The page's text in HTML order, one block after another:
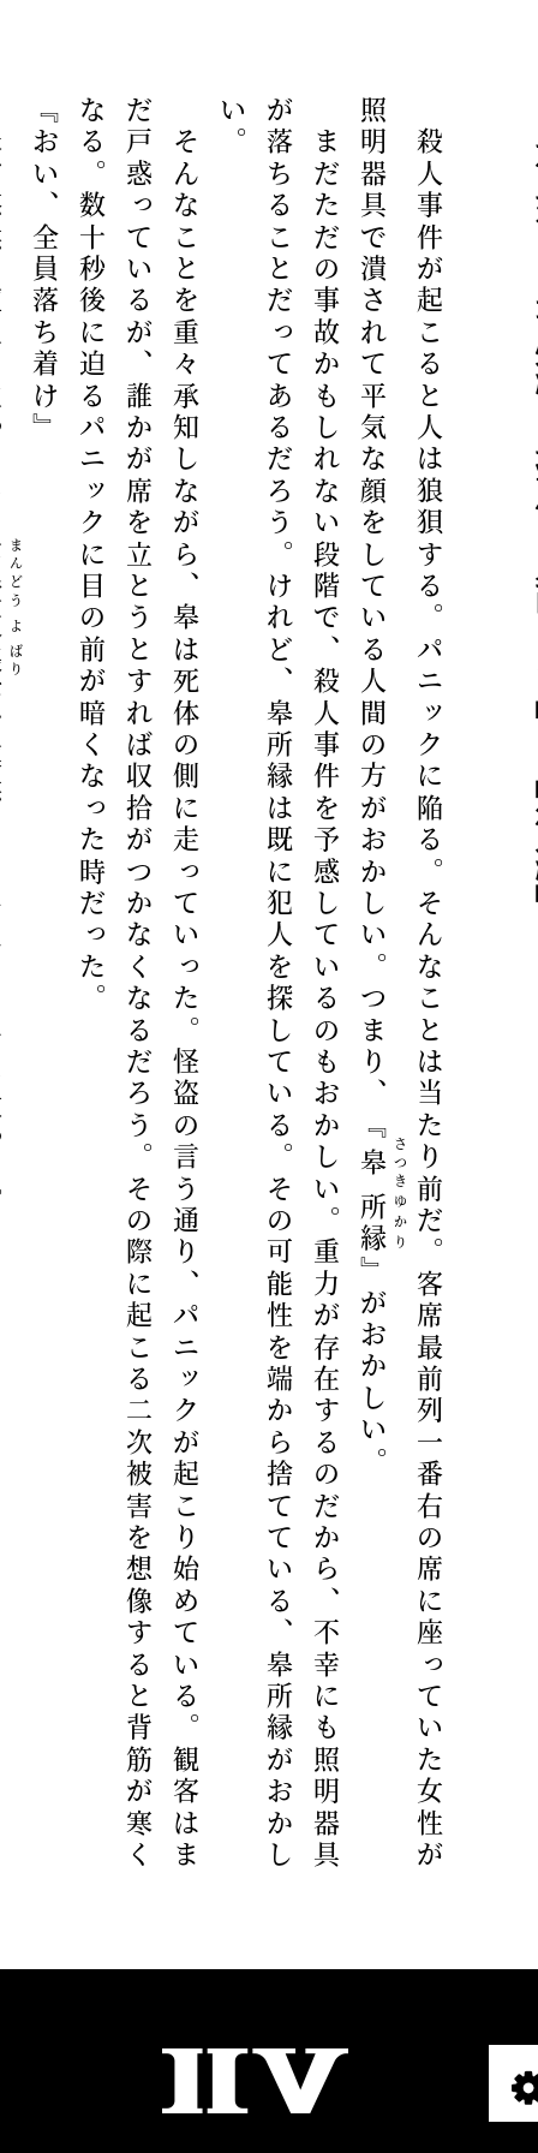
II
殺
人
事
件
が
起
こ
る
と
人
は
狼
狽
す
る
。
パ
ニ
ッ
ク
に
陥
る
。
そ
ん
な
こ
と
は
当
た
り
前
だ
。
客
席
最
前
列
一
番
右
の
席
に
座
っ
て
い
た
女
性
が
照
明
器
具
で
潰
さ
れ
て
平
気
な
顔
を
し
て
い
る
人
間
の
方
が
お
か
し
い
。
つ
ま
り
、
『
皋 さつき
所縁ゆかり
』がおかしい。
ま
だ
た
だ
の
事
故
か
も
し
れ
な
い
段
階
で
、
殺
人
事
件
を
予
感
し
て
い
る
の
も
お
か
し
い
。
重
力
が
存
在
す
る
の
だ
か
ら
、
不
幸
に
も
照
明
器
具
が
落
ち
る
こ
と
だ
っ
て
あ
る
だ
ろ
う
。
け
れ
ど
、
皋
所
縁
は
既
に
犯
人
を
探
し
て
い
る
。
そ
の
可
能
性
を
端
か
ら
捨
て
て
い
る
、
皋
所
縁
が
お
か
し
い
。
そ
ん
な
こ
と
を
重
々
承
知
し
な
が
ら
、
皋
は
死
体
の
側
に
走
っ
て
い
っ
た
。
怪
盗
の
言
う
通
り
、
パ
ニ
ッ
ク
が
起
こ
り
始
め
て
い
る
。
観
客
は
ま
だ
戸
惑
っ
て
い
る
が
、
誰
か
が
席
を
立
と
う
と
す
れ
ば
収
拾
が
つ
か
な
く
な
る
だ
ろ
う
。
そ
の
際
に
起
こ
る
二
次
被
害
を
想
像
す
る
と
背
筋
が
寒
く
な
る
。
数
十
秒
後
に
迫
る
パ
ニ
ッ
ク
に
目
の
前
が
暗
く
な
っ
た
時
だ
っ
た
。
『おい、全員落ち着け』
まんどう
よ
ばり